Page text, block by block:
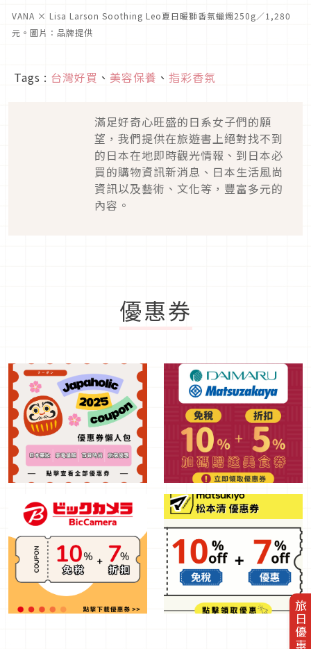
旅日優惠券
VANA × Lisa Larson Soothing Leo夏日暖獅香氛蠟燭250g／1,280
元。圖片：品牌提供
Tags : 台灣好買 、 美容保養 、 指彩香氛
滿足好奇心旺盛的日系女子們的願
望，我們提供在旅遊書上絕對找不到
的日本在地即時觀光情報、到日本必
買的購物資訊新消息、日本生活風尚
資訊以及藝術、文化等，豐富多元的
內容。
優惠券